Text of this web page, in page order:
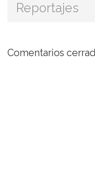
Reportajes
Comentarios